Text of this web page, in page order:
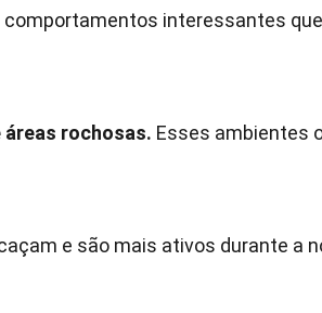
interessantes
rochosas. Esses ambientes
e são mais ativos durante a